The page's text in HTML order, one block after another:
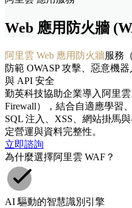
Web 應用防火牆
阿里雲 Web 應用防火牆服務
防範 OWASP 攻擊、惡意機
與 API 安全
勤英科技協助企業導入阿里雲
Firewall），結合自適應學習
SQL 注入、XSS、網站掛馬
定營運與資料完整性。
立即諮詢
為什麼選擇阿里雲 WAF？
AI 驅動的智慧識別引擎